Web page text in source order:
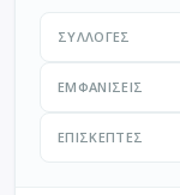
ΣΥΛΛΟΓΈΣ
ΕΜΦΑΝΊΣΕΙΣ
ΕΠΙΣΚΈΠΤΕΣ